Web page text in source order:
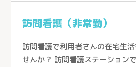
訪問看護（非常勤）
訪問看護で利用者さんの在宅生
せんか？ 訪問看護ステーション